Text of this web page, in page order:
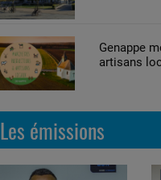
Genappe
artisans
Les émissions